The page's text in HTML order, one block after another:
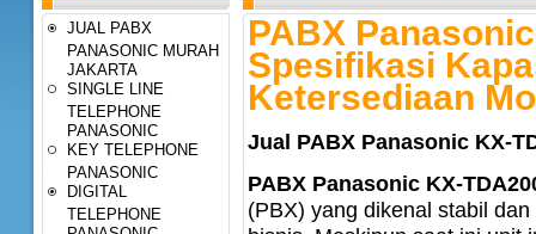
JUAL PABX
PANASONIC MURAH
JAKARTA
SINGLE LINE
TELEPHONE
PANASONIC
KEY TELEPHONE
PANASONIC
DIGITAL
TELEPHONE
PABX
Spesifikasi
Ketersediaan
Jual PABX Panasonic KX-
PABX Panasonic KX-
(PBX) yang dikenal stabil